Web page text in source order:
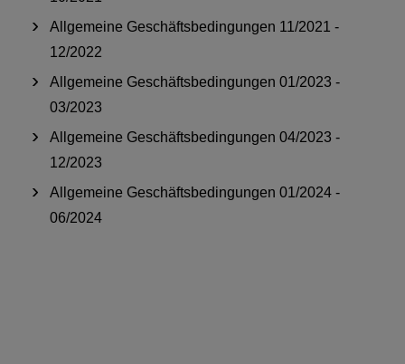
Allgemeine Geschäftsbedingungen 11/2021 -
12/2022
Allgemeine Geschäftsbedingungen 01/2023 -
03/2023
Allgemeine Geschäftsbedingungen 04/2023 -
12/2023
Allgemeine Geschäftsbedingungen 01/2024 -
06/2024